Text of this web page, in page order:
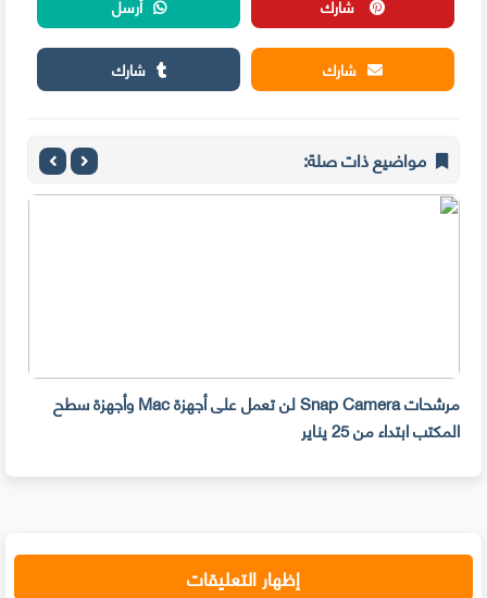
شارك
شارك
مواضيع ذات صلة:
مرشحات Snap Camera لن تعمل على أجهزة Mac وأجهزة سطح
المكتب ابتداء من 25 يناير
إظهار التعليقات